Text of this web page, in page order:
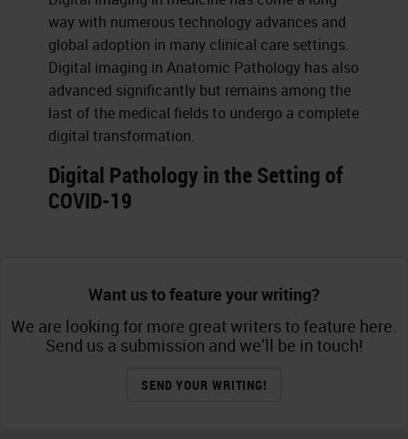
way with numerous technology advances and
global adoption in many clinical care settings.
Digital imaging in Anatomic Pathology has also
advanced significantly but remains among the
last of the medical fields to undergo a complete
digital transformation.
Digital Pathology in the Setting of
COVID-19
Want us to feature your writing?
We are looking for more great writers to feature here.
Send us a submission and we’ll be in touch!
SEND YOUR WRITING!